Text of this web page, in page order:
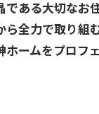
である大切なお
全力で取り組
ホームをプロフ